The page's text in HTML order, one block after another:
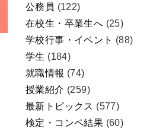
公務員 (122)
在校生・卒業生へ (25)
学校行事・イベント (88)
学生 (184)
就職情報 (74)
授業紹介 (259)
最新トピックス (577)
検定・コンペ結果 (60)